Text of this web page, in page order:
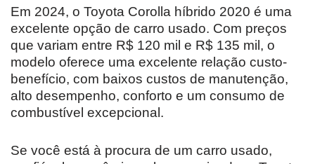
Em 2024, o Toyota Corolla híbrido 2020 é uma
excelente opção de carro usado. Com preços
que variam entre R$ 120 mil e R$ 135 mil, o
modelo oferece uma excelente relação custo-
benefício, com baixos custos de manutenção,
alto desempenho, conforto e um consumo de
combustível excepcional.
Se você está à procura de um carro usado,